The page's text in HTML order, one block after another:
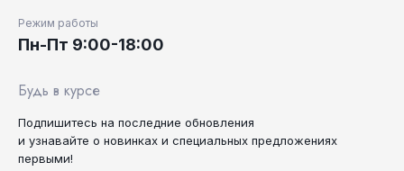
Режим работы
Пн-Пт 9:00-18:00
Будь в курсе
Подпишитесь на последние обновления
и узнавайте о новинках и специальных предложениях
первыми!